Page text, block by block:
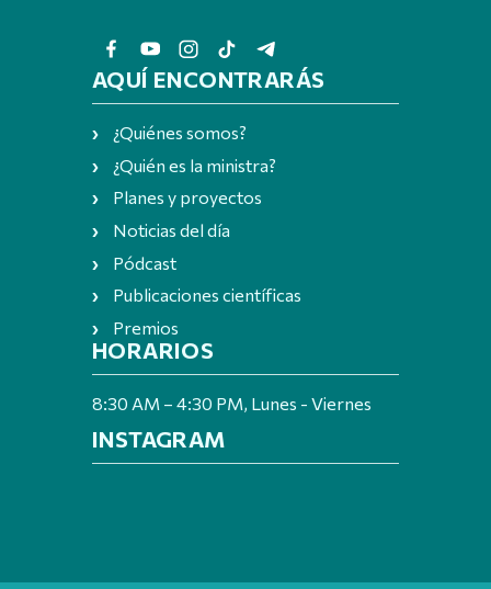
AQUÍ ENCONTRARÁS
¿Quiénes somos?
¿Quién es la ministra?
Planes y proyectos
Noticias del día
Pódcast
Publicaciones científicas
Premios
HORARIOS
8:30 AM – 4:30 PM, Lunes - Viernes
INSTAGRAM